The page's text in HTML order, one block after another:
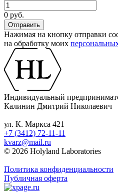
0 руб.
Нажимая на кнопку отправки
на обработку моих
Индивидуальный
Калинин Дмитрий Николаевич
ул. К. Маркса 421
+7 (3412) 72-11-11
kvarz@mail.ru
© 2026 Holyland Laboratories
Политика конфиденциальности
Публичная оферта